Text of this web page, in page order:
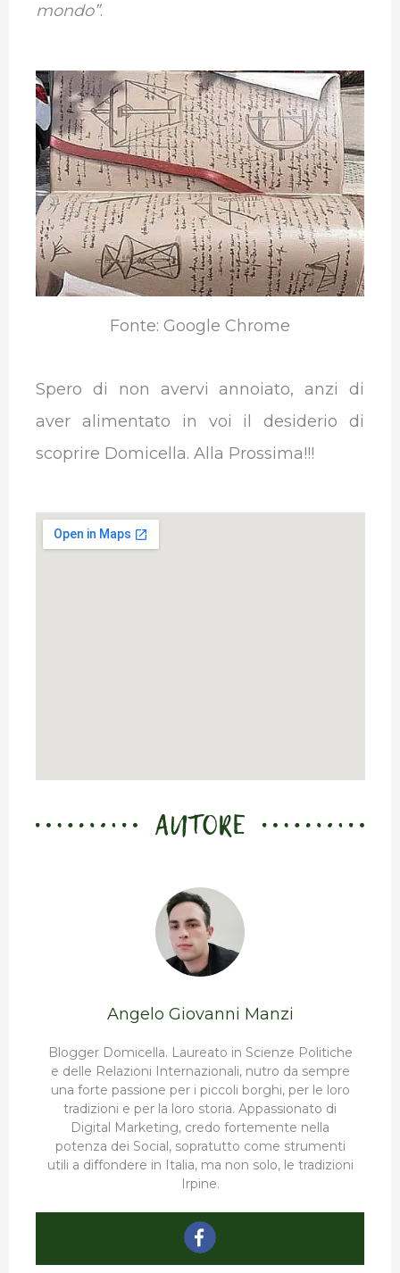
mondo”.
Fonte: Google Chrome
Spero di non avervi annoiato, anzi di
aver alimentato in voi il desiderio di
scoprire Domicella. Alla Prossima!!!
AUTORE
Angelo Giovanni Manzi
Blogger Domicella. Laureato in Scienze Politiche
e delle Relazioni Internazionali, nutro da sempre
una forte passione per i piccoli borghi, per le loro
tradizioni e per la loro storia. Appassionato di
Digital Marketing, credo fortemente nella
potenza dei Social, sopratutto come strumenti
utili a diffondere in Italia, ma non solo, le tradizioni
Irpine.